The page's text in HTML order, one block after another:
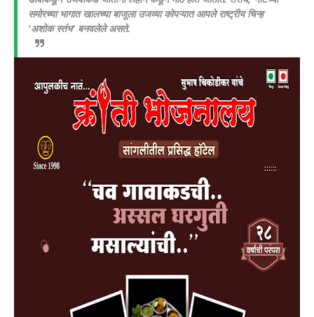
समोरच्या भागात खालच्या बाजूला उजव्या कोपऱ्यात आपले राष्ट्रीय चिन्ह
'अशोक स्तंभ' बनवलेले असते.